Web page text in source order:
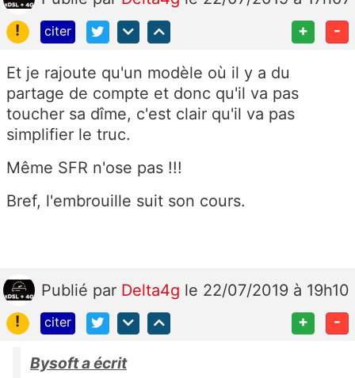
!
citer + -
Et je rajoute qu'un modèle où il y a du
partage de compte et donc qu'il va pas
toucher sa dîme, c'est clair qu'il va pas
simplifier le truc.
Même SFR n'ose pas !!!
Bref, l'embrouille suit son cours.
Publié par Delta4g le 22/07/2019 à 19h10
!
citer + -
Bysoft a écrit